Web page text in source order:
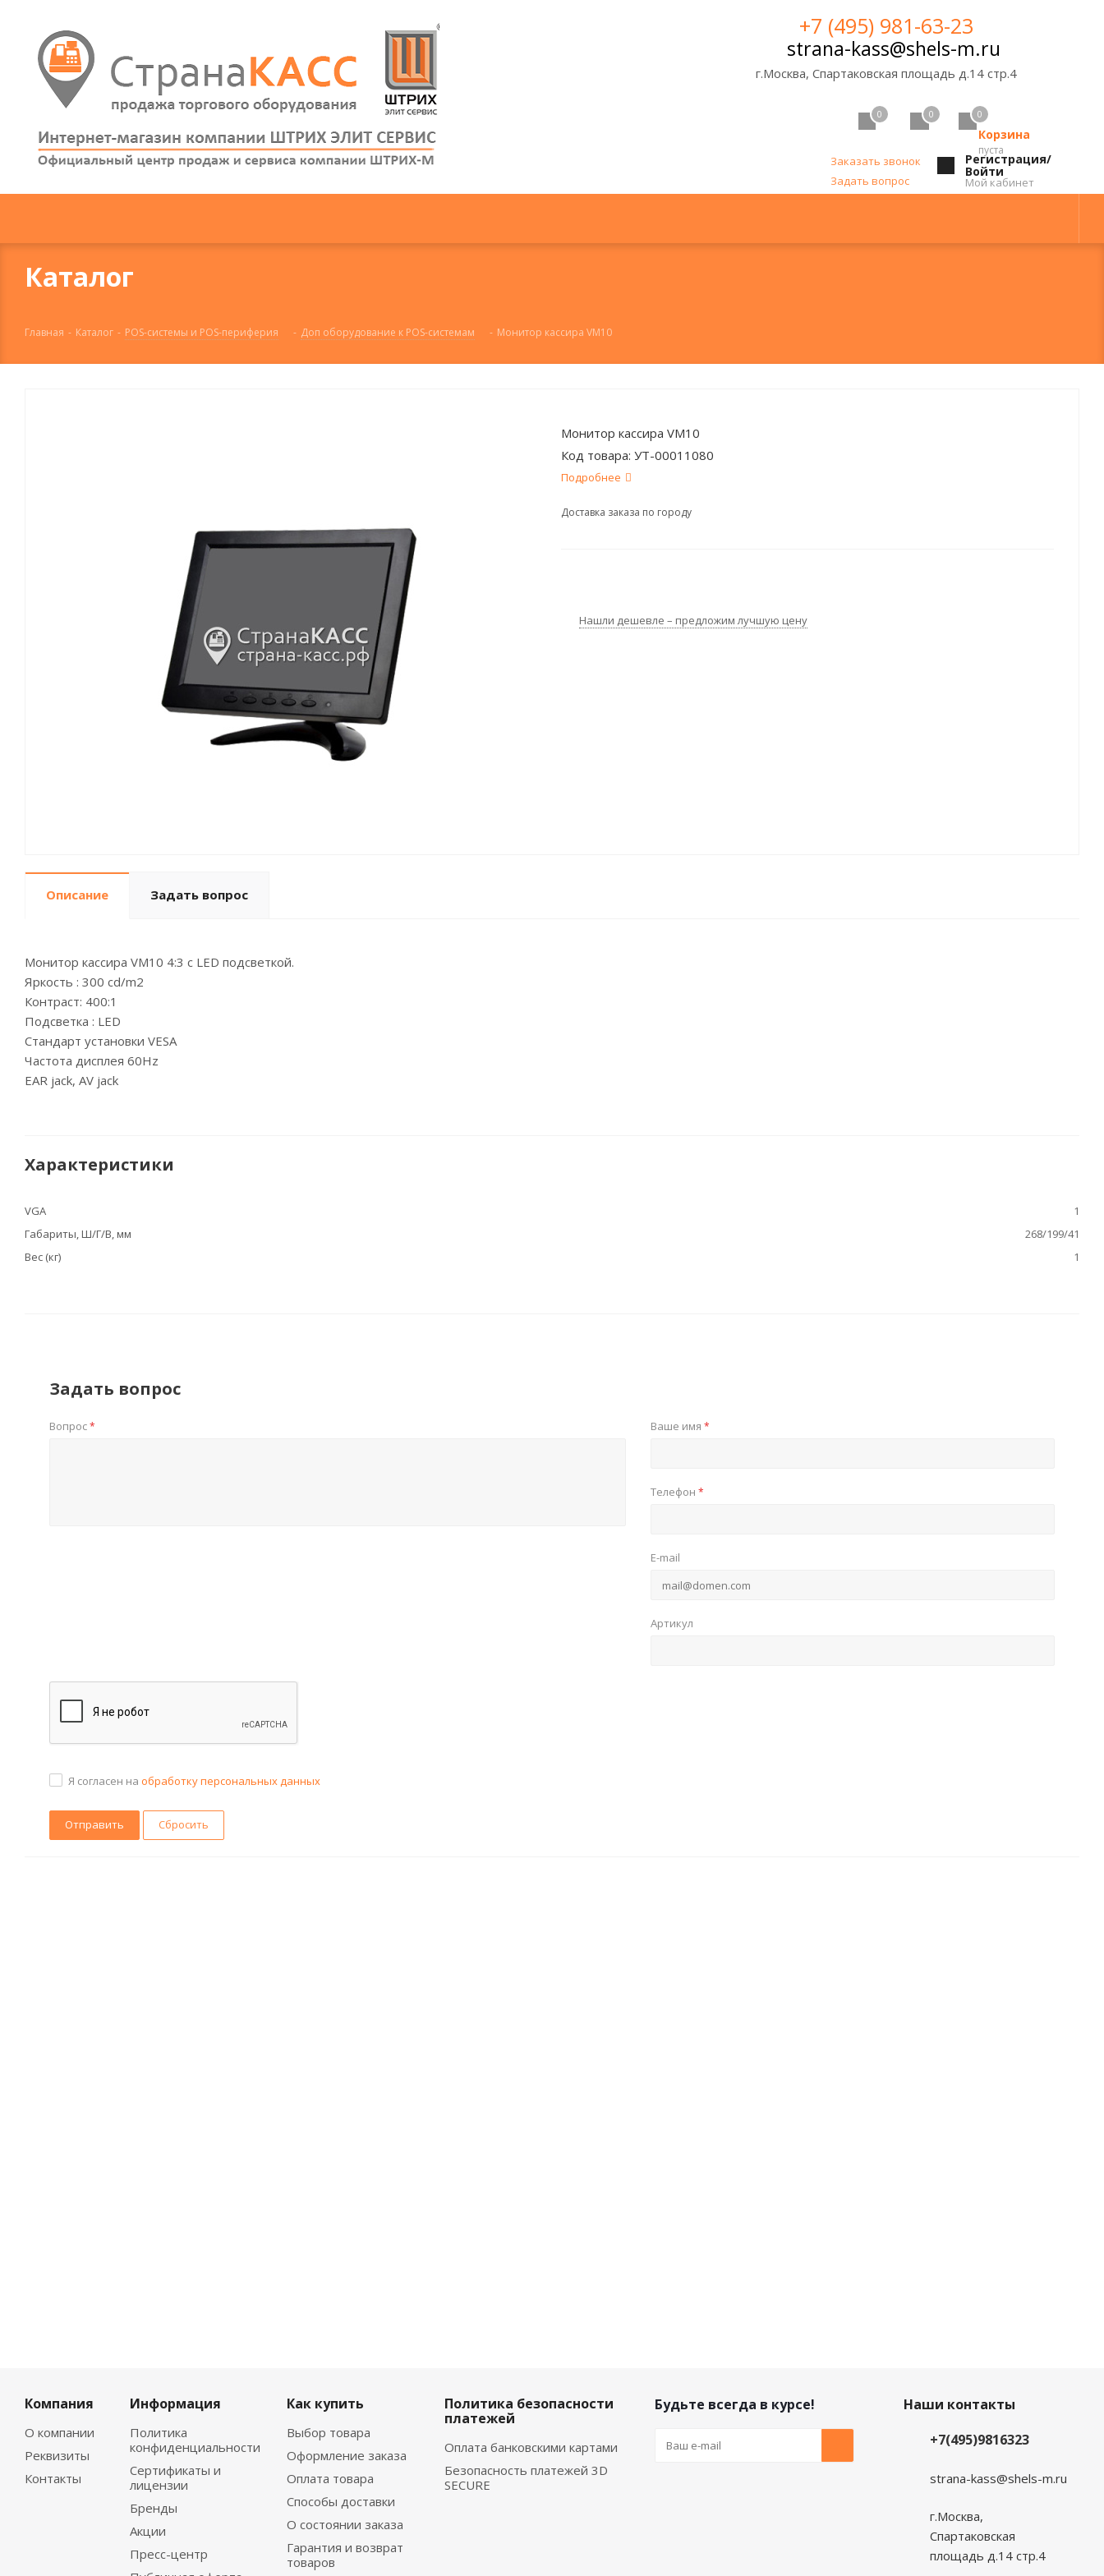
+7 (495) 981-63-23
strana-kass@shels-m.ru
г.Москва, Спартаковская площадь д.14 стр.4
0 0
Корзина
пуста
0
Регистрация/
Войти
Мой кабинет
Заказать звонок
Задать вопрос
Каталог
Главная - Каталог - POS-системы и POS-периферия - Доп оборудование к POS-системам - Монитор кассира VM10
Монитор кассира VM10
Код товара: УТ-00011080
Подробнее
Доставка заказа по городу
Нашли дешевле – предложим лучшую цену
Описание Задать вопрос
Монитор кассира VM10 4:3 с LED подсветкой.
Яркость : 300 cd/m2
Контраст: 400:1
Подсветка : LED
Стандарт установки VESA
Частота дисплея 60Hz
EAR jack, AV jack
Характеристики
VGA
1
Габариты, Ш/Г/В, мм
268/199/41
Вес (кг)
1
Задать вопрос
Вопрос* Ваше имя *
Телефон *
E-mail
Артикул
Я согласен на обработку персональных данных
Сбросить
Компания
О компании
Реквизиты
Контакты
Информация
Политика
конфиденциальности
Сертификаты и
лицензии
Бренды
Акции
Пресс-центр
Как купить
Выбор товара
Оформление заказа
Оплата товара
Способы доставки
О состоянии заказа
Гарантия и возврат
товаров
Политика безопасности
платежей
Оплата банковскими картами
Безопасность платежей 3D
SECURE
Будьте всегда в курсе!
Наши контакты
+7(495)9816323
strana-kass@shels-m.ru
г.Москва,
Спартаковская
площадь д.14 стр.4